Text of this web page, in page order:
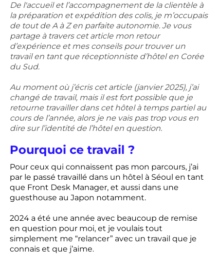
De l'accueil et l’accompagnement de la clientèle à
la préparation et expédition des colis, je m’occupais
de tout de A à Z en parfaite autonomie. Je vous
partage à travers cet article mon retour
d’expérience et mes conseils pour trouver un
travail en tant que réceptionniste d’hôtel en Corée
du Sud.
Au moment où j’écris cet article (janvier 2025), j’ai
changé de travail, mais il est fort possible que je
retourne travailler dans cet hôtel à temps partiel au
cours de l’année, alors je ne vais pas trop vous en
dire sur l’identité de l’hôtel en question.
Pourquoi ce travail ?
Pour ceux qui connaissent pas mon parcours, j’ai
par le passé travaillé dans un hôtel à Séoul en tant
que Front Desk Manager, et aussi dans une
guesthouse au Japon notamment.
2024 a été une année avec beaucoup de remise
en question pour moi, et je voulais tout
simplement me “relancer” avec un travail que je
connais et que j’aime.